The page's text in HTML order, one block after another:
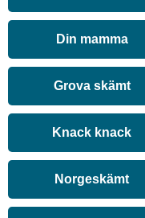
Din mamma
Grova skämt
Knack knack
Norgeskämt